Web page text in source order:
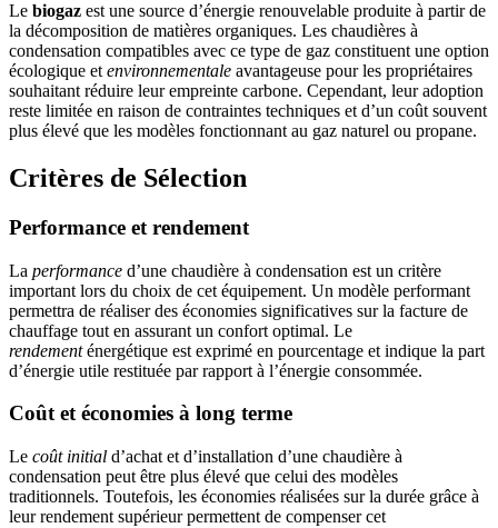
Le biogaz est une source d’énergie renouvelable produite à partir de
la décomposition de matières organiques. Les chaudières à
condensation compatibles avec ce type de gaz constituent une option
écologique et environnementale avantageuse pour les propriétaires
souhaitant réduire leur empreinte carbone. Cependant, leur adoption
reste limitée en raison de contraintes techniques et d’un coût souvent
plus élevé que les modèles fonctionnant au gaz naturel ou propane.
Critères de Sélection
Performance et rendement
La performance d’une chaudière à condensation est un critère
important lors du choix de cet équipement. Un modèle performant
permettra de réaliser des économies significatives sur la facture de
chauffage tout en assurant un confort optimal. Le
rendementénergétique est exprimé en pourcentage et indique la part
d’énergie utile restituée par rapport à l’énergie consommée.
Coût et économies à long terme
Le coût initial d’achat et d’installation d’une chaudière à
condensation peut être plus élevé que celui des modèles
traditionnels. Toutefois, les économies réalisées sur la durée grâce à
leur rendement supérieur permettent de compenser cet